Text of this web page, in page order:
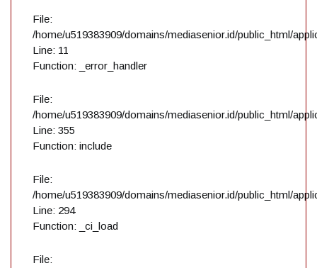
File:
/home/u519383909/domains/mediasenior.id/public_html/
Line: 11
Function: _error_handler
File:
/home/u519383909/domains/mediasenior.id/public_html/
Line: 355
Function: include
File:
/home/u519383909/domains/mediasenior.id/public_html/
Line: 294
Function: _ci_load
File: